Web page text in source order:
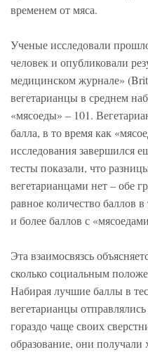
временем от мяса.
Ученые исследовали
человек и опубликовали
медицинском журнале»
вегетарианцы в среднем
«мясоеды» – 101.
балла, в то время как
исследования завершился
тесты показали, что
вегетарианцами нет – обе
равное количество баллов
и более баллов с
Эта взаимосвязсь
сколько социальным
Набирая лучшие баллы в
вегетарианцы
гораздо чаще своих
образование, они